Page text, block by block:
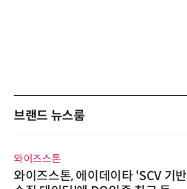
브랜드 뉴스룸
와이즈스톤
와이즈스톤, 에이데이타 'SCV 기반